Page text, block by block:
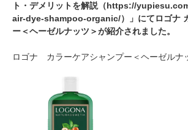
ト・デメリットを解説（https://
air-dye-shampoo-organic/）」にてロゴナ
ー＜ヘーゼルナッツ＞が紹介されました。
ロゴナ カラーケアシャンプー＜ヘーゼルナ